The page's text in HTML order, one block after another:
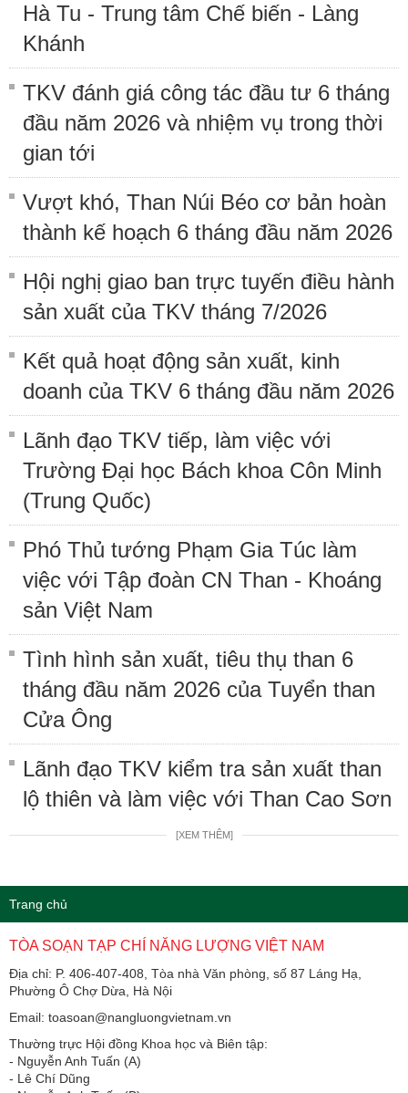
Hà Tu - Trung tâm Chế biến - Làng
Khánh
TKV đánh giá công tác đầu tư 6 tháng
đầu năm 2026 và nhiệm vụ trong thời
gian tới
Vượt khó, Than Núi Béo cơ bản hoàn
thành kế hoạch 6 tháng đầu năm 2026
Hội nghị giao ban trực tuyến điều hành
sản xuất của TKV tháng 7/2026
Kết quả hoạt động sản xuất, kinh
doanh của TKV 6 tháng đầu năm 2026
Lãnh đạo TKV tiếp, làm việc với
Trường Đại học Bách khoa Côn Minh
(Trung Quốc)
Phó Thủ tướng Phạm Gia Túc làm
việc với Tập đoàn CN Than - Khoáng
sản Việt Nam
Tình hình sản xuất, tiêu thụ than 6
tháng đầu năm 2026 của Tuyển than
Cửa Ông
Lãnh đạo TKV kiểm tra sản xuất than
lộ thiên và làm việc với Than Cao Sơn
[XEM THÊM]
Trang chủ
TÒA SOẠN TẠP CHÍ NĂNG LƯỢNG VIỆT NAM
Địa chỉ: P. 406-407-408, Tòa nhà Văn phòng, số 87 Láng Hạ,
Phường Ô Chợ Dừa, Hà Nội
Email: toasoan@nangluongvietnam.vn
Thường trực Hội đồng Khoa học và Biên tập:
​​​​​​- Nguyễn Anh Tuấn (A)
- Lê Chí Dũng